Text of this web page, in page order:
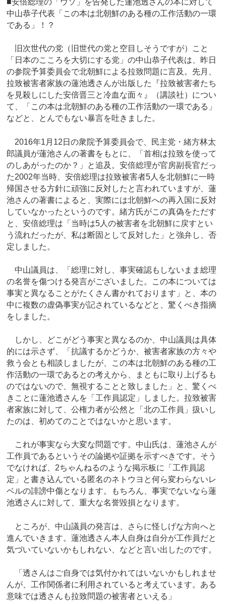
■安倍総理の「ウソ」を告発した蓮池透さんの本に対して
中山恭子代表「この本は北朝鮮のある種の工作活動の一環
である」！？
旧次世代の党（旧世代の党と空目しそうですが）こと
「日本のこころを大切にする党」の中山恭子代表は、昨日
の参院予算委員会で北朝鮮による拉致問題に言及。先月、
拉致被害者家族の蓮池透さんが出版した『拉致被害者たち
を見殺しにした安倍晋三と冷血な面々』（講談社）につい
て、「この本は北朝鮮のある種の工作活動の一環である」
などと、とんでもない暴言を吐きました。
2016年1月12日の衆院予算委員会で、民主党・緒方林太
郎議員が蓮池さんの著書をもとに、「首相は拉致を使って
のしあがったのか？」と追及。安倍総理が官房副長官だっ
た2002年当時、安倍総理は拉致被害者5人を北朝鮮に一時
帰国させる方針に頑強に反対したと言われていますが、蓮
池さんの著書によると、実際には北朝鮮への再入国に反対
していなかったというのです。緒方氏がこの真偽をただす
と、安倍総理は「当時は5人の被害者を北朝鮮に戻すとい
う流れだったが、私は断固として反対した」と強弁し、否
定しました。
中山議員は、「総理に対し、事実確認もしないまま総理
の名誉を傷つける発言がございました。この本については
事実と異なることがたくさん書かれております」と、本の
中に複数の虚偽事実が記されているなどと、驚くべき指摘
をしました。
しかし、どこがどう事実と異なるのか、中山議員は具体
的には示さず、「抗議するかどうか、被害者家族の方々や
救う会とも相談しましたが、この本は北朝鮮のある種の工
作活動の一環であるとの考えから、まともに取り上げるも
のではないので、無視することと致しました」と、驚くべ
きことに蓮池透さんを「工作員認定」しました。拉致被害
者家族に対して、公権力者が公然と「北の工作員」扱いし
たのは、初めてのことではないかと思います。
これが事実なら大変な問題です。中山氏は、蓮池さんが
工作員であるというその論拠や証拠を示すべきです。そう
でなければ、2ちゃんねるのような掲示板に「工作員認
定」と書き込んでいる匿名のネトウヨと何ら変わらないレ
ベルの誹謗中傷となります。もちろん、事実でないなら蓮
池透さんに対して、重大な名誉毀損となります。
ところが、中山議員の発言は、さらに怪しげな方向へと
進んでいきます。蓮池透さん本人自身は自分が工作員だと
気づいていないかもしれない、などと言い出したのです。
「透さんはご自身では気付かれてはいないかもしれませ
んが、工作関係者に利用されていると考えています。ある
意味では透さんも拉致問題の被害者といえる」